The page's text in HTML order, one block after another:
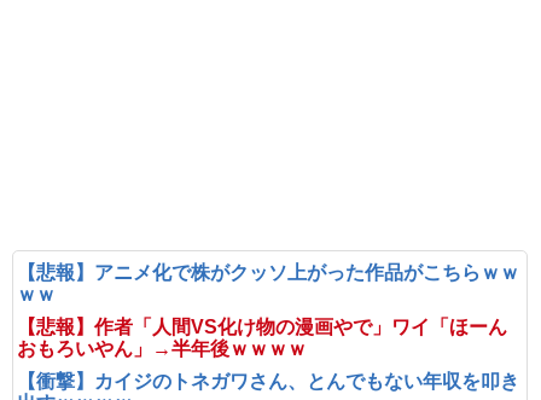
【悲報】アニメ化で株がクッソ上がった作品がこちらｗｗ
ｗｗ
【悲報】作者「人間VS化け物の漫画やで」ワイ「ほーん
おもろいやん」→半年後ｗｗｗｗ
【衝撃】カイジのトネガワさん、とんでもない年収を叩き